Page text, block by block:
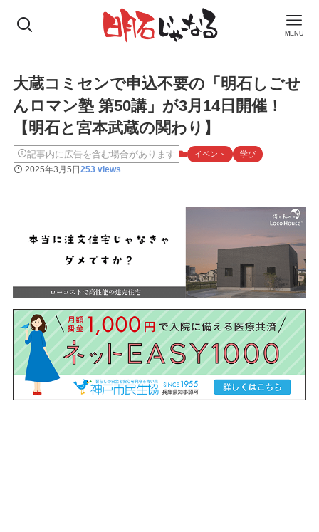
MENU
大蔵コミセンで申込不要の「明石しごせ
んロマン塾 第50講」が3月14日開催！
【明石と宮本武蔵の関わり】
記事内に広告を含む場合があります イベント 学び
2025年3月5日253 views